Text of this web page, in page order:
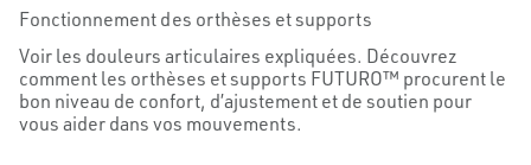
Fonctionnement des orthèses et supports
Voir les douleurs articulaires expliquées. Découvrez
comment les orthèses et supports FUTURO™ procurent le
bon niveau de confort, d’ajustement et de soutien pour
vous aider dans vos mouvements.